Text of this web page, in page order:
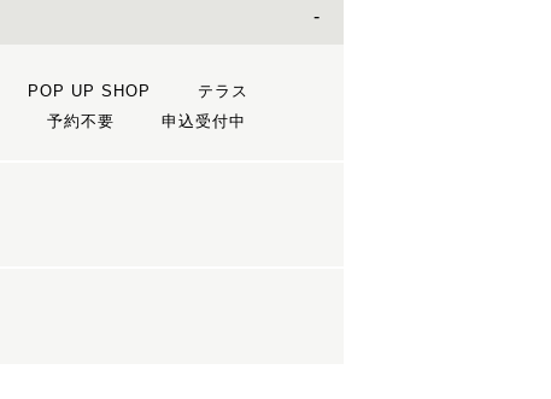
POP UP SHOP
テラス
予約不要 申込受付中